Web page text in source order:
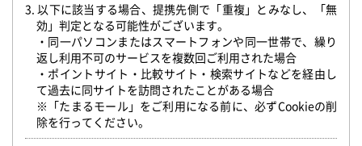
3. 以下に該当する場合、提携先側で「重複」とみなし、「無
効」判定となる可能性がございます。
・同一パソコンまたはスマートフォンや同一世帯で、繰り
返し利用不可のサービスを複数回ご利用された場合
・ポイントサイト・比較サイト・検索サイトなどを経由し
て過去に同サイトを訪問されたことがある場合
※「たまるモール」をご利用になる前に、必ずCookieの削
除を行ってください。